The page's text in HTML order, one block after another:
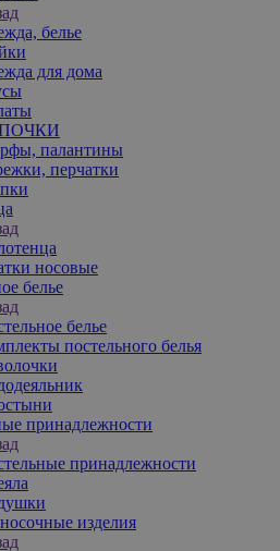
белье
для дома
палантины
перчатки
носовые
белье
белье
постельного белья
принадлежности
принадлежности
изделия